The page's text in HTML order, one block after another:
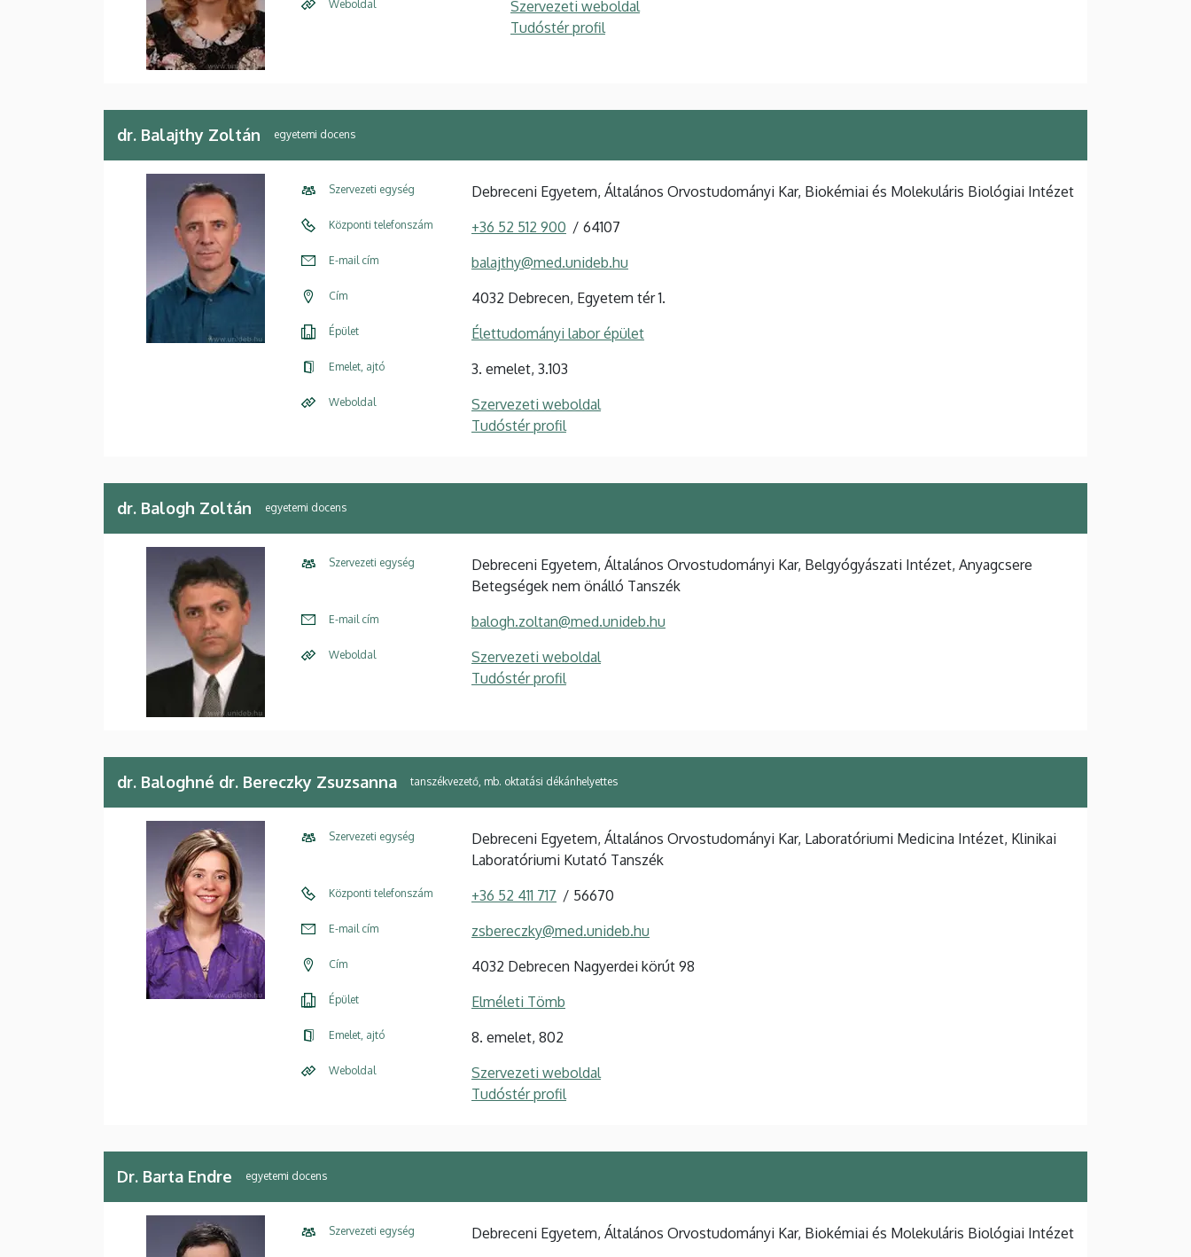
Weboldal
Szervezeti weboldal
Tudóstér profil
dr. Balajthy Zoltán egyetemi docens
Szervezeti egység Debreceni Egyetem, Általános Orvostudományi Kar, Biokémiai és Molekuláris Biológiai Intézet
Központi telefonszám +36 52 512 900 64107
E-mail cím balajthy@med.unideb.hu
Cím 4032 Debrecen, Egyetem tér 1.
Épület Élettudományi labor épület
Emelet, ajtó 3. emelet, 3.103
Weboldal
Szervezeti weboldal
Tudóstér profil
dr. Balogh Zoltán egyetemi docens
Szervezeti egység
Debreceni Egyetem, Általános Orvostudományi Kar, Belgyógyászati Intézet, Anyagcsere
Betegségek nem önálló Tanszék
E-mail cím balogh.zoltan@med.unideb.hu
Weboldal
Szervezeti weboldal
Tudóstér profil
dr. Baloghné dr. Bereczky Zsuzsanna tanszékvezető, mb. oktatási dékánhelyettes
Szervezeti egység
Debreceni Egyetem, Általános Orvostudományi Kar, Laboratóriumi Medicina Intézet, Klinikai
Laboratóriumi Kutató Tanszék
Központi telefonszám +36 52 411 717 56670
E-mail cím zsbereczky@med.unideb.hu
Cím 4032 Debrecen Nagyerdei körút 98
Épület Elméleti Tömb
Emelet, ajtó 8. emelet, 802
Weboldal
Szervezeti weboldal
Tudóstér profil
Dr. Barta Endre egyetemi docens
Szervezeti egység Debreceni Egyetem, Általános Orvostudományi Kar, Biokémiai és Molekuláris Biológiai Intézet